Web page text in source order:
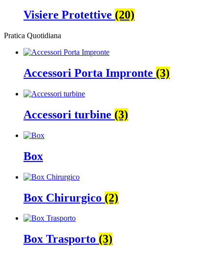
Visiere Protettive (20)
Pratica Quotidiana
Accessori Porta Impronte (3)
Accessori turbine (3)
Box
Box Chirurgico (2)
Box Trasporto (3)